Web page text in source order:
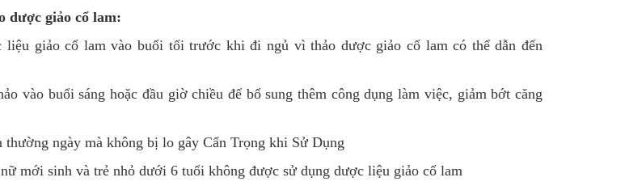
dược giảo cổ lam:
liệu giảo cổ lam vào buổi tối trước khi đi ngủ vì thảo dược giảo cổ lam có thể dẫn đến
vào buổi sáng hoặc đầu giờ chiều để bổ sung thêm công dụng làm việc, giảm bớt căng
thường ngày mà không bị lo gây Cẩn Trọng khi Sử Dụng
mới sinh và trẻ nhỏ dưới 6 tuổi không được sử dụng dược liệu giảo cổ lam